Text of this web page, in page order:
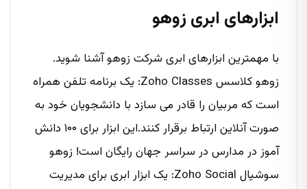
ابزارهای ابری زوهو
با مهمترین ابزارهای ابری شرکت زوهو آشنا شوید.
زوهو کلاسس Zoho Classes: یک برنامه تلفن همراه
است که مربیان را قادر می سازد با دانشجویان خود به
صورت آنلاین ارتباط برقرار کنند.این ابزار برای ۱۰۰ دانش
آموز در مدارس در سراسر جهان رایگان است! زوهو
سوشیال Zoho Social: یک ابزار ابری برای مدیریت